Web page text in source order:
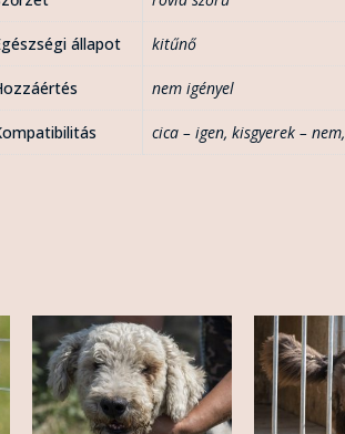
állapot kitűnő
nem igényel
cica – igen, kisgyerek – nem,